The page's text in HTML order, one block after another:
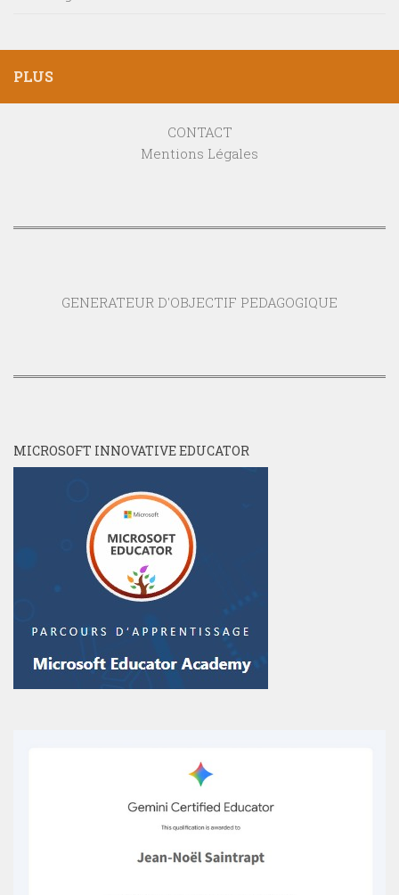
PLUS
CONTACT
Mentions Légales
GENERATEUR D'OBJECTIF PEDAGOGIQUE
MICROSOFT INNOVATIVE EDUCATOR